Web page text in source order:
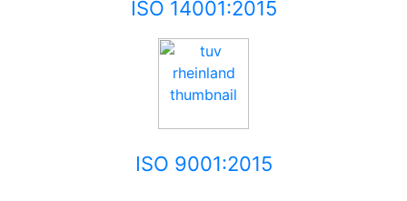
ISO 14001:2015
ISO 9001:2015